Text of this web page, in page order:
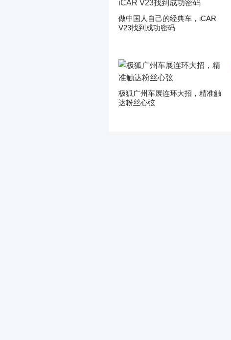
做中国人自己的经典车，iCAR
V23找到成功密码
极狐广州车展连环大招，精准触
达粉丝心弦